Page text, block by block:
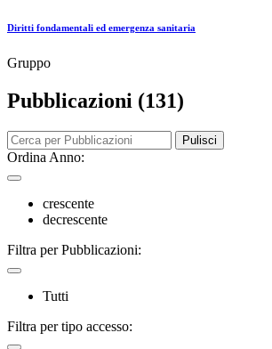
Diritti fondamentali ed emergenza sanitaria
Gruppo
Pubblicazioni (131)
Pulisci
Ordina Anno:
crescente
decrescente
Filtra per Pubblicazioni:
Tutti
Filtra per tipo accesso: